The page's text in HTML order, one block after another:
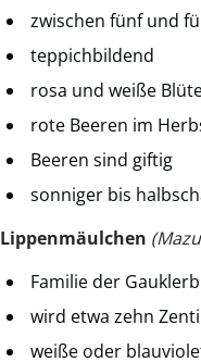
zwischen fünf und
teppichbildend
rosa und weiße
rote Beeren im
Beeren sind giftig
sonniger bis
Lippenmäulchen
Familie der
wird etwa zehn
weiße oder